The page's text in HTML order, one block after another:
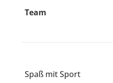
Team
Spaß mit Sport